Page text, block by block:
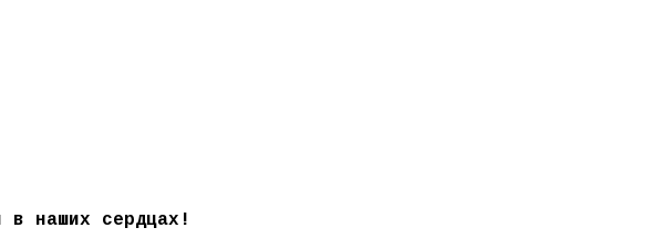
в наших сердцах!